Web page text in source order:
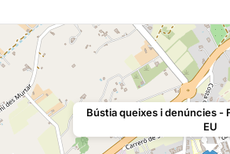
Bústia queixes i denúncies -
EU